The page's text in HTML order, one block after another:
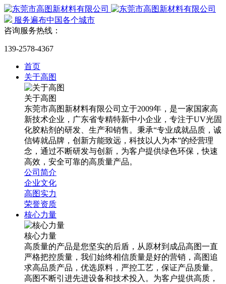
服务遍布中国各个城市
咨询服务热线：
139-2578-4367
首页
关于高图
关于高图
东莞市高图新材料有限公司立于2009年，是一家国家高
新技术企业，广东省专精特新中小企业，专注于UV光固
化胶粘剂的研发、生产和销售。秉承“专业成就品质，诚
信铸就品牌，创新方能致远，科技以人为本”的经营理
念，通过不断研发与创新，为客户提供绿色环保，快速
高效，安全可靠的高质量产品。
公司简介
企业文化
高图实力
荣誉资质
核心力量
核心力量
高质量的产品是您坚实的后盾，从原材到成品高图一直
严格把控质量，我们始终相信质量是好的营销，高图追
求高品质产品，优选原料，严控工艺，保证产品质量。
高图不断引进先进设备和技术投入。为客户提供高质，